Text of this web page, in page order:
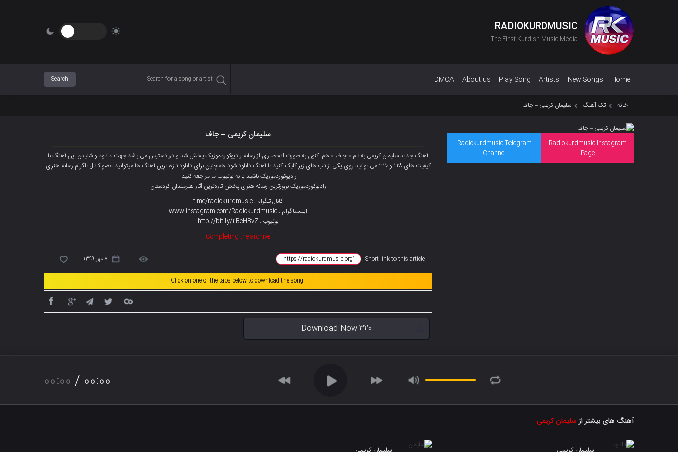
RADIOKURDMUSIC
The First Kurdish Music Media
Home
New Songs
Artists
Play Song
About us
DMCA
خانه تک آهنگ سلیمان کریمی – جاف
Radiokurdmusic Instagram
Page
Radiokurdmusic Telegram
Channel
سلیمان کریمی – جاف
آهنگ جدیدسلیمان کریمی به نام « جاف » هم اکنون به صورت انحصاری از رسانه رادیوکوردموزیک پخش شد و در دسترس می باشد جهت دانلود و شنیدن این آهنگ با
کیفیت های ۱۲۸ و ۳۲۰ می توانید روی یکی از تب های زیر کلیک کنید تا آهنگ دانلود شود همچنین برای دانلود تازه ترین آهنگ ها میتوانید عضو
کانال تلگرام رسانه هنری
رادیوکوردموزیک باشید یا به یوتیوب ما مراجعه کنید.
رادیوکوردموزیک بروزترین رسانه هنری پخش تازەترین آثار هنرمندان کردستان
کانال تلگرام : t.me/radiokurdmusic
اینستاگرام : www.instagram.com/Radiokurdmusic
یوتیوب : http://bit.ly/2BeHBvZ
Completing the archive
Short link to this article : 8 مهر 1399
Click on one of the tabs below to download the song
Download Now 320
00:00 / 00:00
آهنگ های بیشتر ازسلیمان کریمی